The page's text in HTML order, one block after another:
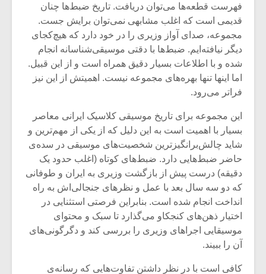
فهرست قطعه‌ها می‌توان دریافت. تاریخ ضبط‌ها چنان
قدیمی است که اغلب مشابهی نمی‌توان برایش جست.
مجموعه، صدای آواز وزیری را در خود دارد که هیچ‌کجای
دیگر نیافته‌ایم. ضبط‌ها با دقتی موسیقی‌شناسانه انجام
شده و با اطلاعات بسیار دقیق همراه است و از این قبیل.
اما اینها تنها بهره‌های مجموعه نیست. اهمیتش از این نیز
فراتر می‌رود.
این مجموعه برای تاریخ موسیقی کلاسیک ایرانی معاصر
بسیار با اهمیت است به این دلیل که از یکی از مهم‌ترین و
شاید چالش‌برانگیزترین شخصیت‌های موسیقی در سده‌ی
حاضر ضبط‌هایی دارد. ضبط‌های کوتاه (اغلب حدود یک
دقیقه) درست پیش از بازگشت وزیری به ایران و طوفانی
که دو سه سال بعد با عمل و نظر‌های جنجالی‌اش به راه
انداخت انجام شده است. بنابراین فرصتی استثنایی در
اختیار ذهن‌های کنجکاو می‌گذارد تا سبک و محتوای
موسیقایی اجراهای وزیری را بررسی کند و دگرگونی‌های
آن را ببیند.
کافی است با در نظر داشتن تفاوت‌هایی که رسانه‌ی